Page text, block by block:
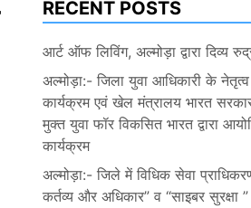
RECENT POSTS
आर्ट ऑफ लिविंग, अल्मोड़ा द्वारा दिव्य
अल्मोड़ा:- जिला युवा आधिकारी के
कार्यक्रम एवं खेल मंत्रालय भारत
मुक्त युवा फॉर विकसित भारत द्वारा
कार्यक्रम
अल्मोड़ा:- जिले में विधिक सेवा प्राधिकरण
कर्तव्य और अधिकार” व “साइबर सुरक्षा